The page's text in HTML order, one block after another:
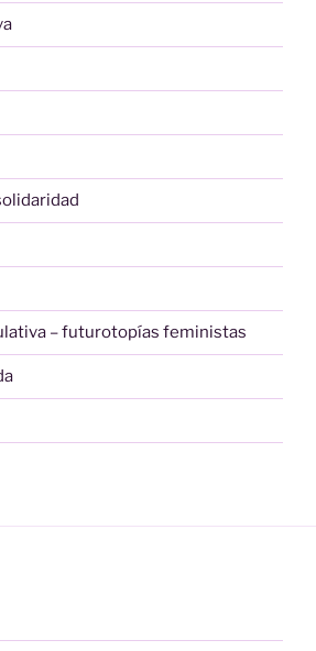
– futurotopías feministas